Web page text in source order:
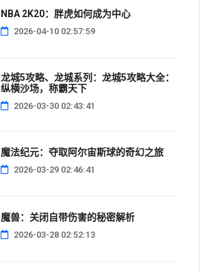
NBA 2K20：胖虎如何成为中心
2026-04-10 02:57:59
龙城5攻略、龙城系列：龙城5攻略大全：
纵横沙场，称霸天下
2026-03-30 02:43:41
魔法纪元：夺取阿尔宙斯球的奇幻之旅
2026-03-29 02:46:41
魔兽：关闭自带伤害的秘密解析
2026-03-28 02:52:13